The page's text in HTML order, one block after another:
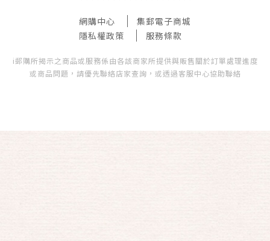
網購中心
集郵電子商城
隱私權政策
服務條款
i郵購所揭示之商品或服務係由各該商家所提供與販售關於訂單處理進度
或商品問題，請優先聯絡店家查詢，或透過客服中心協助聯絡